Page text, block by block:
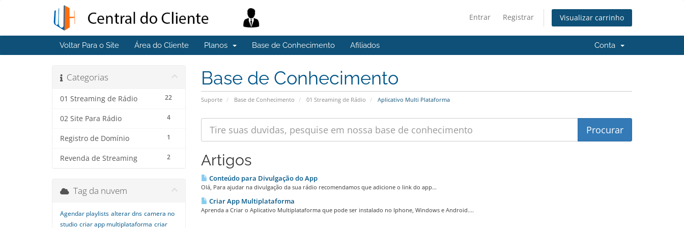
Entrar Registrar Visualizar carrinho
Voltar Para o Site Área do Cliente Planos Base de Conhecimento Afiliados Conta
Base de Conhecimento
Suporte Base de Conhecimento 01 Streaming de Rádio Aplicativo Multi Plataforma
Categorias
22
01 Streaming de Rádio
4
02 Site Para Rádio
1
Registro de Domínio
2
Revenda de Streaming Artigos
Conteúdo para Divulgação do App
Olá, Para ajudar na divulgação da sua rádio recomendamos que adicione o link do app...
Criar App Multiplataforma
Aprenda a Criar o Aplicativo Multiplataforma que pode ser instalado no Iphone, Windows e Android....
Tag da nuvem
Agendar playlists alterar dns camera no
studio criar app multiplataforma criar